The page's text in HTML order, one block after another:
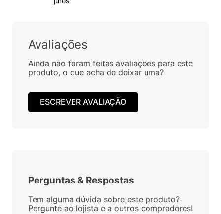
Avaliações
Ainda não foram feitas avaliações para este
produto, o que acha de deixar uma?
ESCREVER AVALIAÇÃO
Perguntas & Respostas
Tem alguma dúvida sobre este produto?
Pergunte ao lojista e a outros compradores!